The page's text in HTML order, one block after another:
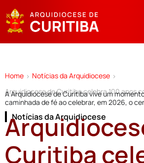
Home > Notícias da Arquidiocese >
Arquidiocese de Curitiba celebra 100 anos
A Arquidiocese de Curitiba vive um
caminhada de fé ao celebrar, em 2026, o
Notícias da Arquidiocese
Curitiba